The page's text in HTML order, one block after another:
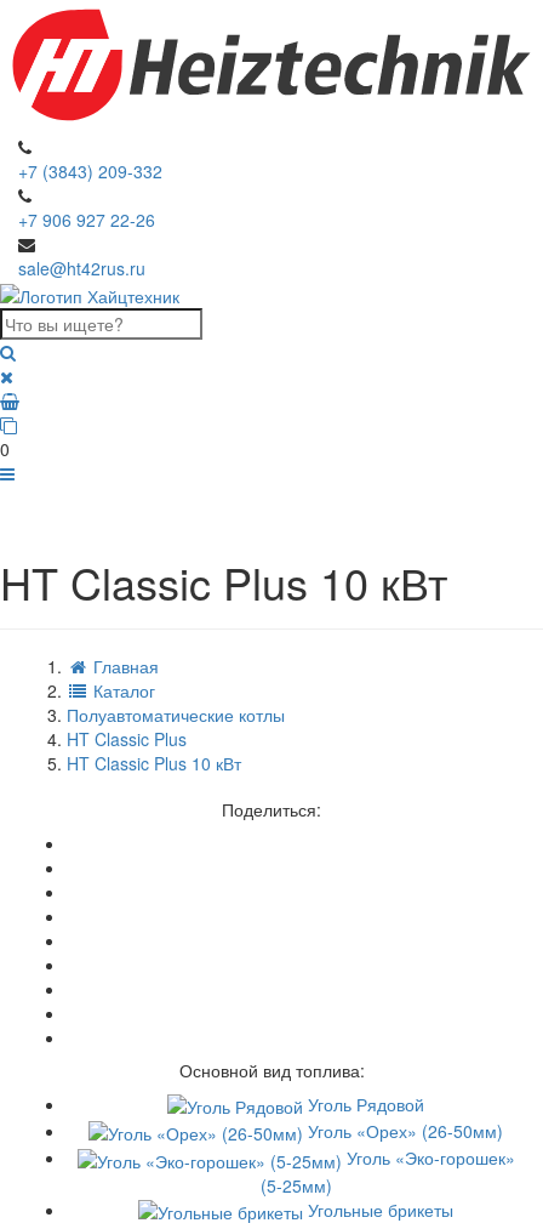
+7 (3843) 209-332
+7 906 927 22-26
sale@ht42rus.ru
0
HT Classic Plus 10 кВт
Главная
Каталог
Полуавтоматические котлы
HT Classic Plus
HT Classic Plus 10 кВт
Поделиться:
Основной вид топлива:
Уголь Рядовой
Уголь «Орех» (26-50мм)
Уголь «Эко-горошек»
(5-25мм)
Угольные брикеты